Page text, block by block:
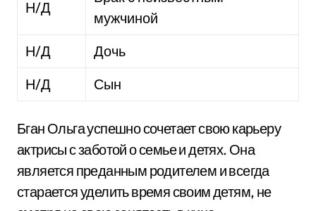
Н/Д
мужчиной
Н/Д
Дочь
Н/Д
Сын
Бган Ольга успешно сочетает свою карьеру
актрисы с заботой о семье и детях. Она
является преданным родителем и всегда
старается уделить время своим детям, не